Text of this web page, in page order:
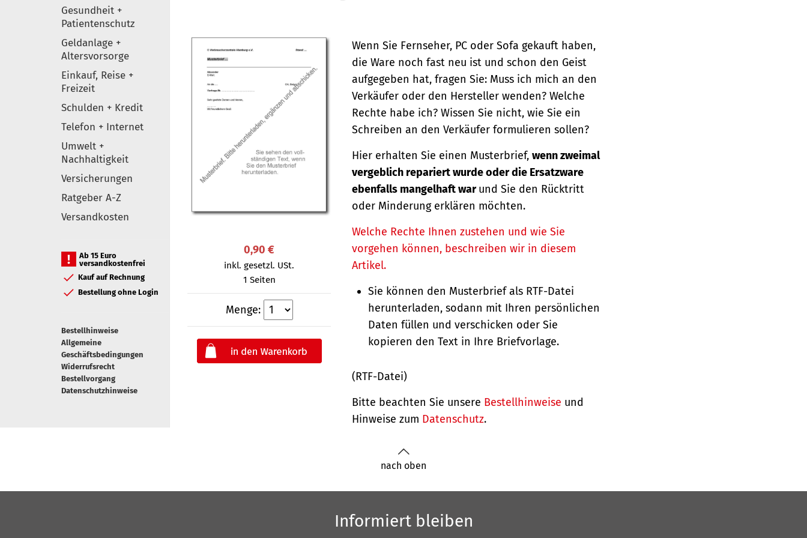
Gesundheit +
Patientenschutz
Geldanlage +
Altersvorsorge
Einkauf, Reise +
Freizeit
Schulden + Kredit
Telefon + Internet
Umwelt +
Nachhaltigkeit
Versicherungen
Ratgeber A-Z
Versandkosten
Ab 15 Euro
versandkostenfrei
Kauf auf Rechnung
Bestellung ohne Login
Bestellhinweise
Allgemeine
Geschäftsbedingungen
Widerrufsrecht
Bestellvorgang
Datenschutzhinweise
0,90 €
inkl. gesetzl. USt.
1 Seiten
Menge:
Wenn Sie Fernseher, PC oder Sofa gekauft haben,
die Ware noch fast neu ist und schon den Geist
aufgegeben hat, fragen Sie: Muss ich mich an den
Verkäufer oder den Hersteller wenden? Welche
Rechte habe ich? Wissen Sie nicht, wie Sie ein
Schreiben an den Verkäufer formulieren sollen?
Hier erhalten Sie einen Musterbrief,wenn zweimal
vergeblich repariert wurde oder die Ersatzware
ebenfalls mangelhaft warund Sie den Rücktritt
oder Minderung erklären möchten.
Welche Rechte Ihnen zustehen und wie Sie
vorgehen können, beschreiben wir in diesem
Artikel.
Sie können den Musterbrief als RTF-Datei
herunterladen, sodann mit Ihren persönlichen
Daten füllen und verschicken oder Sie
kopieren den Text in Ihre Briefvorlage.
(RTF-Datei)
Bitte beachten Sie unsere Bestellhinweise und
Hinweise zum Datenschutz.
nach oben
Informiert bleiben